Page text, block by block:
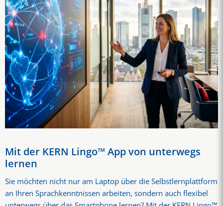
Mit der KERN Lingo™ App von unterwegs
lernen
Sie möchten nicht nur am Laptop über die Selbstlernplattform
an Ihren Sprachkenntnissen arbeiten, sondern auch flexibel